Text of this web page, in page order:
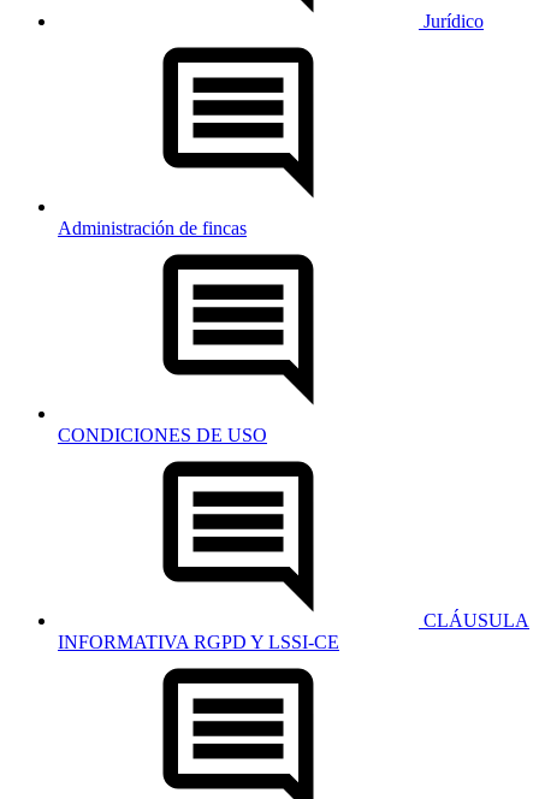
Jurídico
Administración de fincas
CONDICIONES DE USO
CLÁUSULA
INFORMATIVA RGPD Y LSSI-CE